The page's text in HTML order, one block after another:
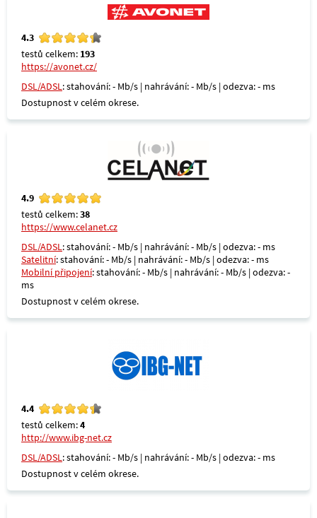
4.3
testů celkem: 193
https://avonet.cz/
DSL/ADSL: stahování: - Mb/s | nahrávání: - Mb/s | odezva: - ms
Dostupnost v celém okrese.
4.9
testů celkem:38
https://www.celanet.cz
DSL/ADSL: stahování: - Mb/s | nahrávání: - Mb/s | odezva: - ms
Satelitní: stahování: - Mb/s | nahrávání: - Mb/s | odezva: - ms
Mobilní připojení: stahování: - Mb/s | nahrávání: - Mb/s | odezva: -
ms
Dostupnost v celém okrese.
4.4
testů celkem:4
http://www.ibg-net.cz
DSL/ADSL: stahování: - Mb/s | nahrávání: - Mb/s | odezva: - ms
Dostupnost v celém okrese.